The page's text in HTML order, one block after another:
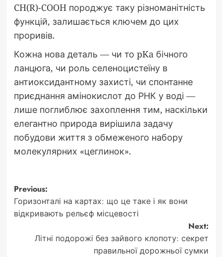
CH(R)-COOH породжує таку різноманітність
функцій, залишається ключем до цих
проривів.
Кожна нова деталь — чи то pKa бічного
ланцюга, чи роль селеноцистеїну в
антиоксидантному захисті, чи спонтанне
приєднання амінокислот до РНК у воді —
лише поглиблює захоплення тим, наскільки
елегантно природа вирішила задачу
побудови життя з обмеженого набору
молекулярних «цеглинок».
Post
navigation
Previous:
Горизонталі на картах: що це таке і як вони
відкривають рельєф місцевості
Next:
Літні подорожі без зайвого клопоту: секрет
правильної дорожньої сумки